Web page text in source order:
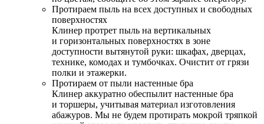
Протираем пыль на всех доступных и свободных
поверхностях
Клинер протрет пыль на вертикальных
и горизонтальных поверхностях в зоне
доступности вытянутой руки: шкафах, дверцах,
технике, комодах и тумбочках. Очистит от грязи
полки и этажерки.
Протираем от пыли настенные бра
Клинер аккуратно обеспылит настенные бра
и торшеры, учитывая материал изготовления
абажуров. Мы не будем протирать мокрой тряпкой